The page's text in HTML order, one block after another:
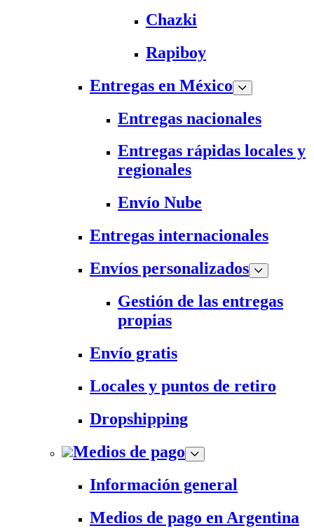
Chazki
Rapiboy
Entregas en México
Entregas nacionales
Entregas rápidas locales y
regionales
Envío Nube
Entregas internacionales
Envíos personalizados
Gestión de las entregas
propias
Envío gratis
Locales y puntos de retiro
Dropshipping
Medios de pago
Información general
Medios de pago en Argentina